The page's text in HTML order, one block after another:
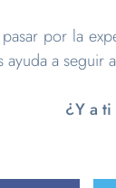
por la
a seguir
¿Y a